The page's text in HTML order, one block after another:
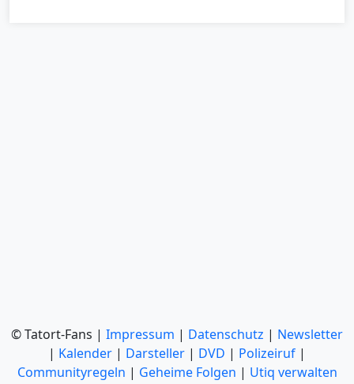
© Tatort-Fans | Impressum | Datenschutz | Newsletter
| Kalender | Darsteller | DVD | Polizeiruf |
Communityregeln | Geheime Folgen | Utiq verwalten